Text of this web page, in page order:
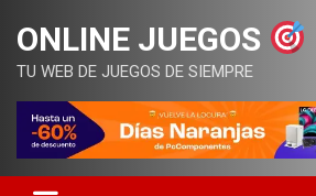
contenido
ONLINE JUEGOS
TU WEB DE JUEGOS DE SIEMPRE